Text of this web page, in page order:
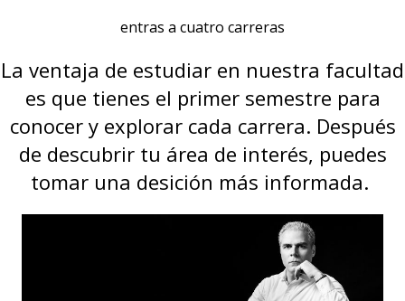
entras a cuatro carreras
La ventaja de estudiar en nuestra facultad
es que tienes el primer semestre para
conocer y explorar cada carrera. Después
de descubrir tu área de interés, puedes
tomar una desición más informada.